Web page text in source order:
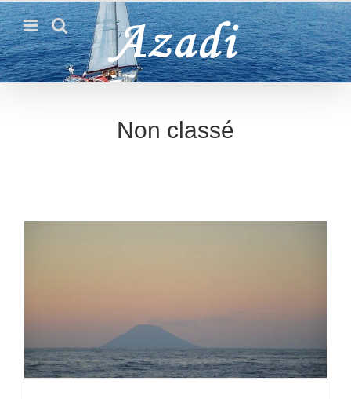
Passer
au
contenu
Non classé